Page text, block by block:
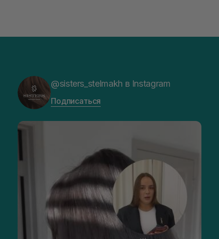
@sisters_stelmakh в Instagram
Подписаться